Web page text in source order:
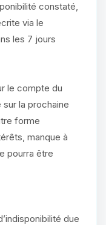
constaté,
via le
les 7 jours
le compte du
sur la prochaine
forme
manque à
pourra être
due